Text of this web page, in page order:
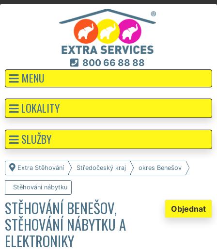
800 66 88 88
MENU
Extra Stěhování Středočeský kraj okres Benešov
Stěhování nábytku
Objednat
STĚHOVÁNÍ BENEŠOV,
STĚHOVÁNÍ NÁBYTKU A
ELEKTRONIKY
LOKALITY
SLUŽBY